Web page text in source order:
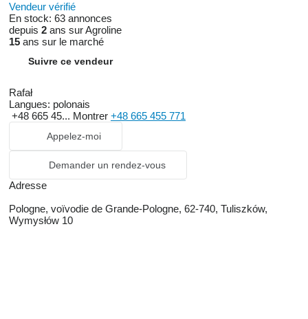
Vendeur vérifié
En stock: 63 annonces
depuis 2 ans sur Agroline
15 ans sur le marché
Suivre ce vendeur
Rafał
Langues: polonais
+48 665 45... Montrer +48 665 455 771
Appelez-moi
Demander un rendez-vous
Adresse
Pologne, voïvodie de Grande-Pologne, 62-740, Tuliszków,
Wymysłów 10